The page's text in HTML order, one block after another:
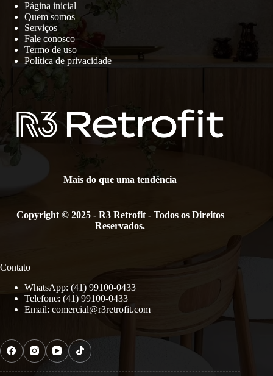
Página inicial
Quem somos
Serviços
Fale conosco
Termo de uso
Política de privacidade
Mais do que uma tendência
Copyright © 2025 - R3 Retrofit - Todos os Direitos
Reservados.
Contato
WhatsApp: (41) 99100-0433
Telefone: (41) 99100-0433
Email: comercial@r3retrofit.com